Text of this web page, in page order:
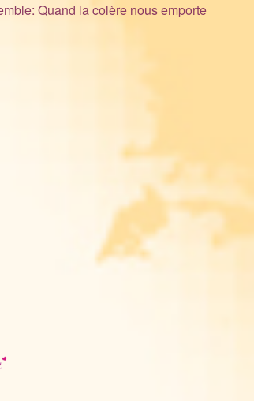
Quand la colère nous emporte